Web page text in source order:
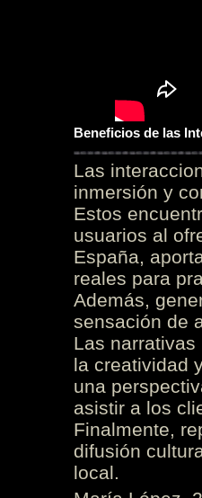
Beneficios de las
Las
inmersión y
Estos
usuarios al
España,
reales para
Además,
sensación de
Las
la creatividad
una
asistir a los
Finalmente,
difusión
local.